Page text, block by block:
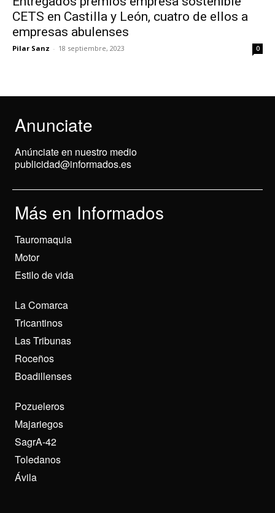
CETS en Castilla y León, cuatro de ellos a
empresas abulenses
Pilar Sanz - 18 septiembre, 2023 0
Anunciate
Anúnciate en nuestro medio
publicidad@informados.es
Más en Informados
Tauromaquia
Motor
Estilo de vida
La Comarca
Tricantinos
Las Tribunas
Roceños
Boadillenses
Pozueleros
Majariegos
SagrA-42
Toledanos
Ávila